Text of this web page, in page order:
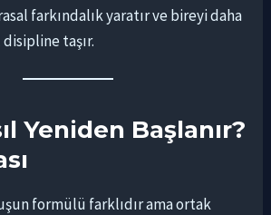
farkındalık yaratır ve bireyi daha
taşır.
Yeniden Başlanır?
formülü farklıdır ama ortak